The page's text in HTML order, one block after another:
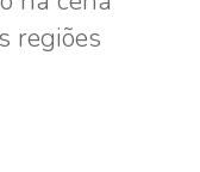
regiões